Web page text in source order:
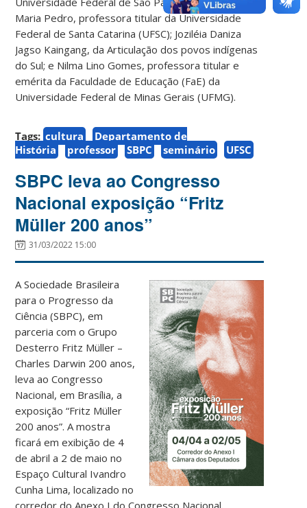
Maria Pedro, professora titular da Universidade
Federal de Santa Catarina (UFSC); Joziléia Daniza
Jagso Kaingang, da Articulação dos povos indígenas
do Sul; e Nilma Lino Gomes, professora titular e
emérita da Faculdade de Educação (FaE) da
Universidade Federal de Minas Gerais (UFMG).
Tags: cultura
Departamento de
História
professor SBPC seminário UFSC
SBPC leva ao Congresso
Nacional exposição “Fritz
Müller 200 anos”
31/03/2022 15:00
A Sociedade Brasileira
para o Progresso da
Ciência (SBPC), em
parceria com o Grupo
Desterro Fritz Müller –
Charles Darwin 200 anos,
leva ao Congresso
Nacional, em Brasília, a
exposição “Fritz Müller
200 anos”. A mostra
ficará em exibição de 4
de abril a 2 de maio no
Espaço Cultural Ivandro
Cunha Lima, localizado no
corredor do Anexo I do Congresso Nacional.